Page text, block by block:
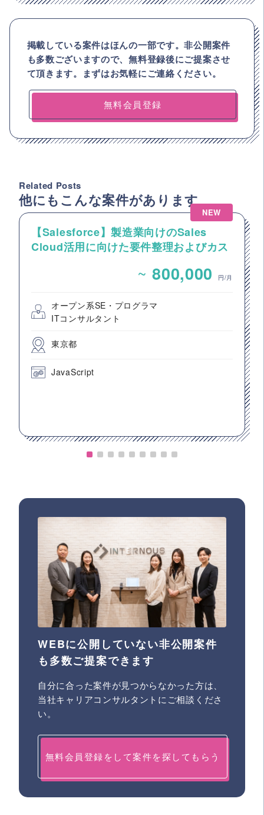
掲載している案件はほんの一部です。非公開案件
も多数ございますので、無料登録後にご提案させ
て頂きます。まずはお気軽にご連絡ください。
無料会員登録
Related Posts
他にもこんな案件があります
NEW
【Salesforce】製造業向けのSales
Cloud活用に向けた要件整理およびカス
~ 800,000 円/月
オープン系SE・プログラマ
ITコンサルタント
東京都
JavaScript
WEBに公開していない非公開案件
も多数ご提案できます
自分に合った案件が見つからなかった方は、
当社キャリアコンサルタントにご相談くださ
い。
無料会員登録をして案件を探してもらう